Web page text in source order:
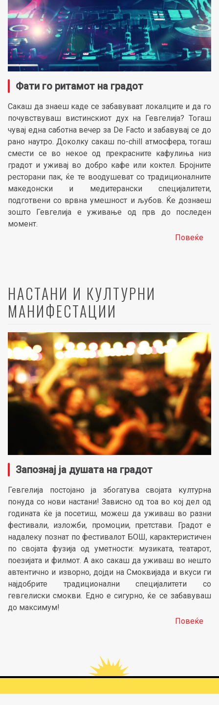
Фати го ритамот на градот
Сакаш да знаеш каде се забавуваат локалците и да го
почувствуваш вистинскиот дух на Гевгелија? Тогаш
чувај една саботна вечер за De Facto и забавувај се до
рано наутро. Доколку сакаш по-chill атмосфера, тогаш
смести се во некое од прекрасните кафулиња низ
градот и уживај во добро кафе или коктел. Бројните
ресторани пак, ќе те воодушеват со традиционалните
македонски и медитерански специјалитети,
подготвени со врвна умешност и љубов. Ќе дознаеш
зошто Гевгелија е уживање од прв до последен
момент.
Повеќе
НАСТАНИ И КУЛТУРНИ
МАНИФЕСТАЦИИ
Запознај ја душата на градот
Гевгелија постојано ја збогатува својата културна
понуда со нови настани! Зависно од тоа во кој дел од
годината ќе ја посетиш, можеш да уживаш во разни
фестивали, изложби, промоции, претстави. Градот е
надалеку познат по фестивалот БОШ, карактеристичен
по својата фузија од уметности: музиката, театарот,
поезијата и филмот. А ако сакаш да уживаш во нешто
автентично и изворно, дојди на Смоквијада и вкуси ги
најдобрите традиционални специјалитети со
гевгелиски смокви. Едно е сигурно, ќе се забавуваш
до максимум!
Повеќе